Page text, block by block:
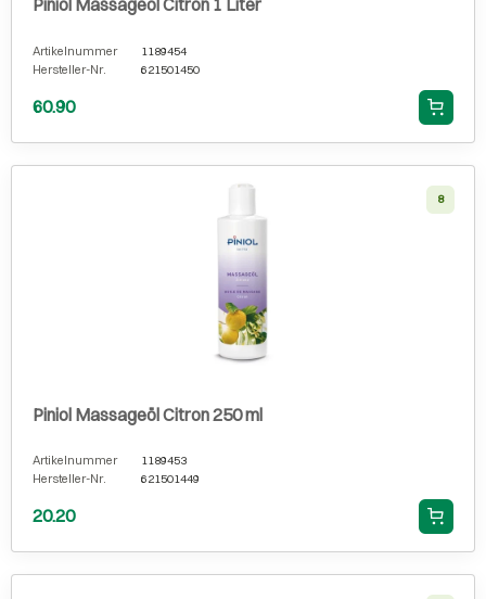
Piniol Massageöl Citron 1 Liter
Artikelnummer
1189454
Hersteller-Nr.
621501450
60.90
8
Piniol Massageöl Citron 250 ml
Artikelnummer
1189453
Hersteller-Nr.
621501449
20.20